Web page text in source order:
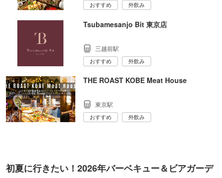
おすすめ 外飲み
Tsubamesanjo Bit 東京店
三越前駅
おすすめ 外飲み
THE ROAST KOBE Meat House
東京駅
おすすめ 外飲み
初夏に行きたい！2026年バーベキュー＆ビアガーデ